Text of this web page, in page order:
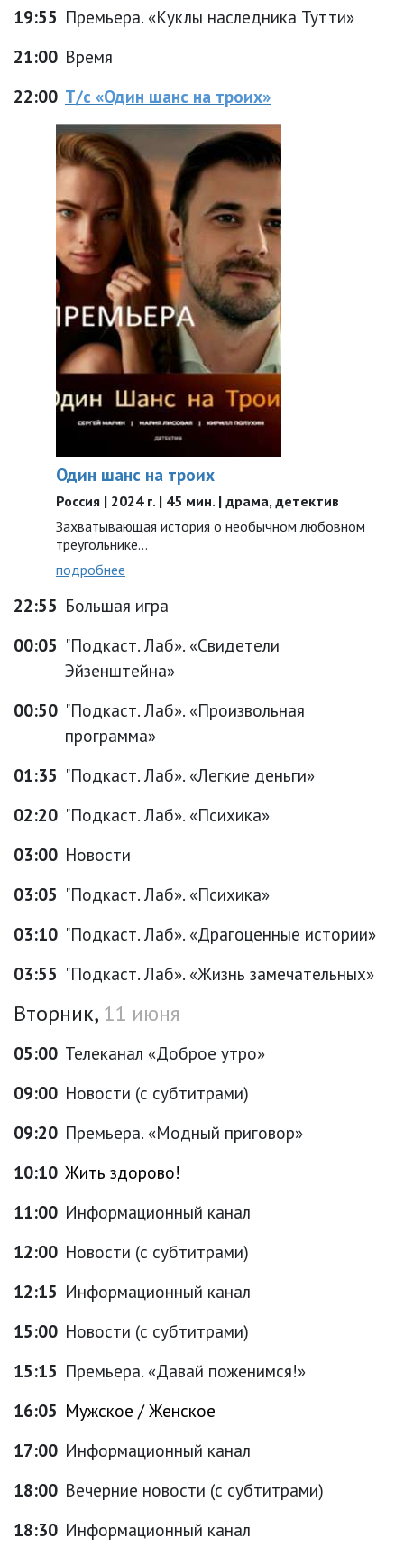
19:55 Премьера. «Куклы наследника Тутти»
21:00 Время
22:00 Т/с «Один шанс на троих»
Один шанс на троих
Россия | 2024 г. | 45 мин. | драма, детектив
Захватывающая история о необычном любовном
треугольнике…
подробнее
22:55 Большая игра
00:05 "Подкаст. Лаб». «Свидетели
Эйзенштейна»
00:50 "Подкаст. Лаб». «Произвольная
программа»
01:35 "Подкаст. Лаб». «Легкие деньги»
02:20 "Подкаст. Лаб». «Психика»
03:00 Новости
03:05 "Подкаст. Лаб». «Психика»
03:10 "Подкаст. Лаб». «Драгоценные истории»
03:55 "Подкаст. Лаб». «Жизнь замечательных»
Вторник, 11 июня
05:00 Телеканал «Доброе утро»
09:00 Новости (с субтитрами)
09:20 Премьера. «Модный приговор»
10:10 Жить здорово!
11:00 Информационный канал
12:00 Новости (с субтитрами)
12:15 Информационный канал
15:00 Новости (с субтитрами)
15:15 Премьера. «Давай поженимся!»
16:05 Мужское / Женское
17:00 Информационный канал
18:00 Вечерние новости (с субтитрами)
18:30 Информационный канал